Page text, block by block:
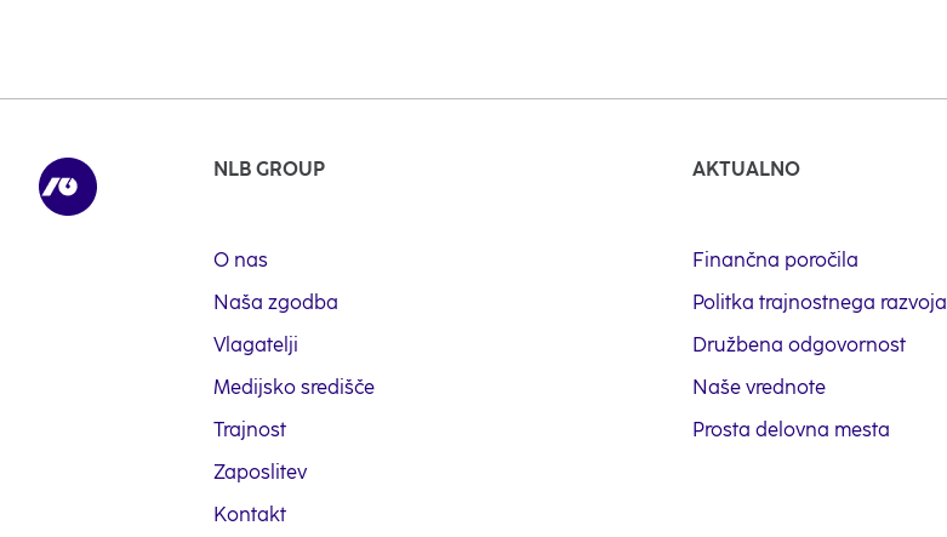
NLB GROUP
O nas
Naša zgodba
Vlagatelji
Medijsko središče
Trajnost
Zaposlitev
Kontakt
AKTUALNO
Finančna poročila
Politka trajnostnega razvoja
Družbena odgovornost
Naše vrednote
Prosta delovna mesta